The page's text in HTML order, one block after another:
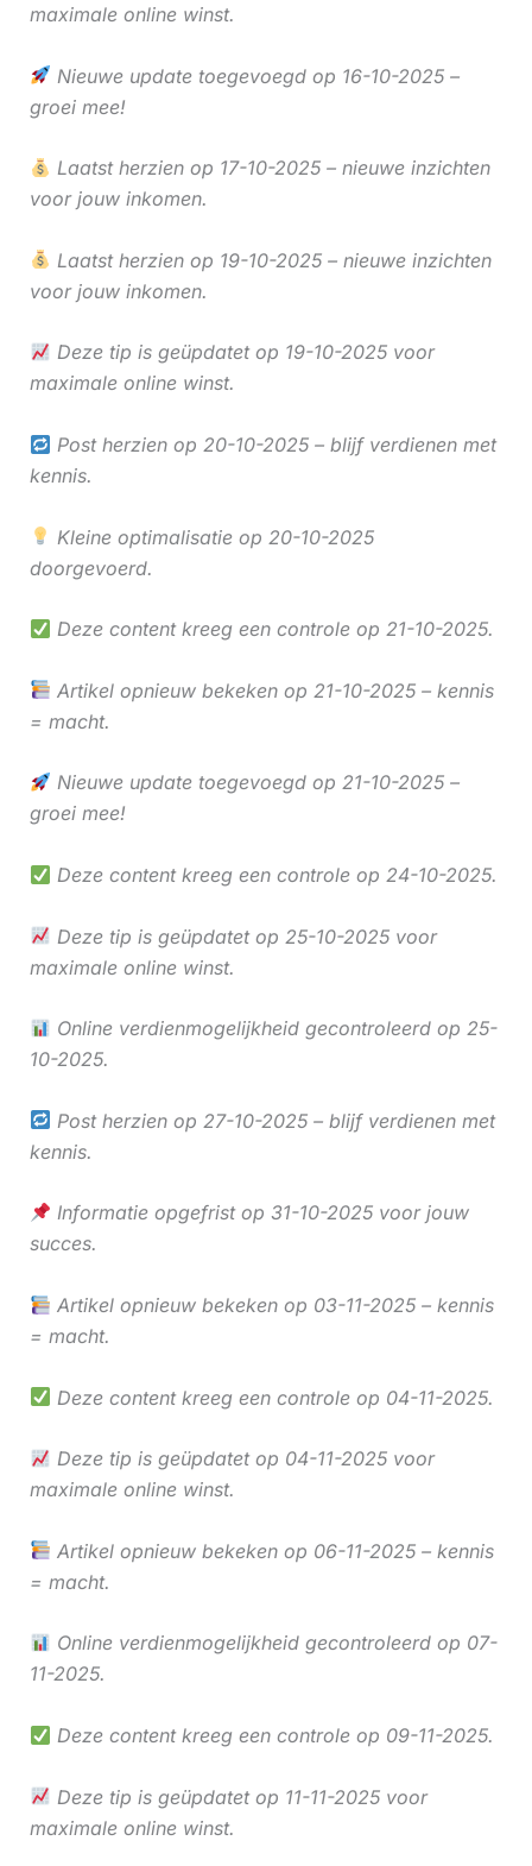
maximale online winst.
Nieuwe update toegevoegd op 16-10-2025 –
groei mee!
Laatst herzien op 17-10-2025 – nieuwe inzichten
voor jouw inkomen.
Laatst herzien op 19-10-2025 – nieuwe inzichten
voor jouw inkomen.
Deze tip is geüpdatet op 19-10-2025 voor
maximale online winst.
Post herzien op 20-10-2025 – blijf verdienen met
kennis.
Kleine optimalisatie op 20-10-2025
doorgevoerd.
Deze content kreeg een controle op 21-10-2025.
Artikel opnieuw bekeken op 21-10-2025 – kennis
= macht.
Nieuwe update toegevoegd op 21-10-2025 –
groei mee!
Deze content kreeg een controle op 24-10-2025.
Deze tip is geüpdatet op 25-10-2025 voor
maximale online winst.
Online verdienmogelijkheid gecontroleerd op 25-
10-2025.
Post herzien op 27-10-2025 – blijf verdienen met
kennis.
Informatie opgefrist op 31-10-2025 voor jouw
succes.
Artikel opnieuw bekeken op 03-11-2025 – kennis
= macht.
Deze content kreeg een controle op 04-11-2025.
Deze tip is geüpdatet op 04-11-2025 voor
maximale online winst.
Artikel opnieuw bekeken op 06-11-2025 – kennis
= macht.
Online verdienmogelijkheid gecontroleerd op 07-
11-2025.
Deze content kreeg een controle op 09-11-2025.
Deze tip is geüpdatet op 11-11-2025 voor
maximale online winst.